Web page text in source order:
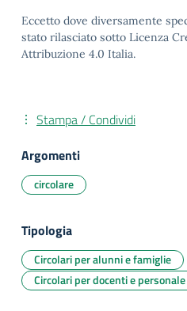
Eccetto dove diversamente
stato rilasciato sotto Licenza
Attribuzione 4.0 Italia.
Stampa / Condividi
Argomenti
circolare
Tipologia
Circolari per alunni e famiglie
Circolari per docenti e personale